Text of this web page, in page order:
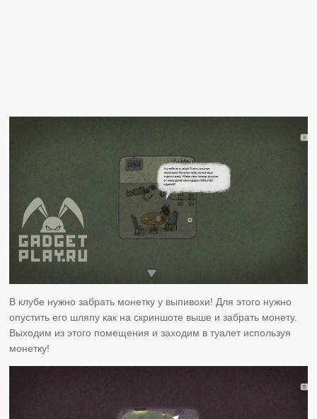
В клубе нужно забрать монетку у выпивохи! Для этого нужно
опустить его шляпу как на скриншоте выше и забрать монету.
Выходим из этого помещения и заходим в туалет используя
монетку!